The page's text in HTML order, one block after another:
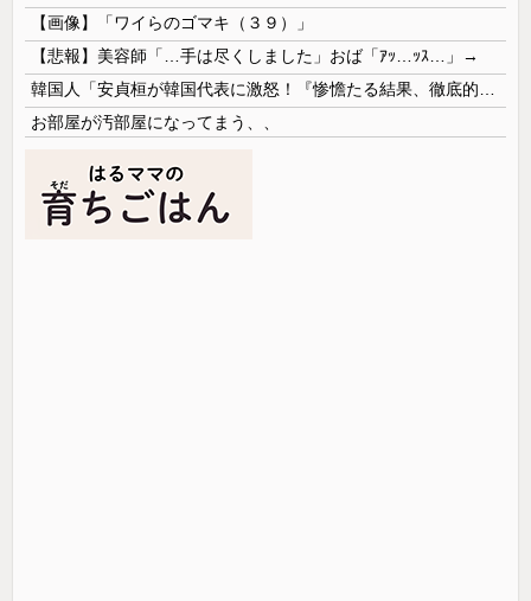
【画像】「ワイらのゴマキ（３９）」
【悲報】美容師「…手は尽くしました」おば「ｱｯ…ｯｽ…」→
お部屋が汚部屋になってまう、、